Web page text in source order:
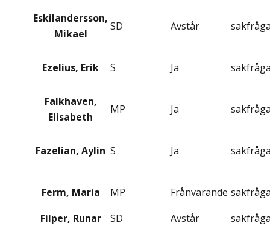
Eskilandersson,
Mikael
SD Avstår
Ezelius, Erik S Ja
Falkhaven,
Elisabeth
MP Ja
Fazelian, Aylin S Ja
Ferm, Maria MP Frånvarande
Filper, Runar
SD Avstår